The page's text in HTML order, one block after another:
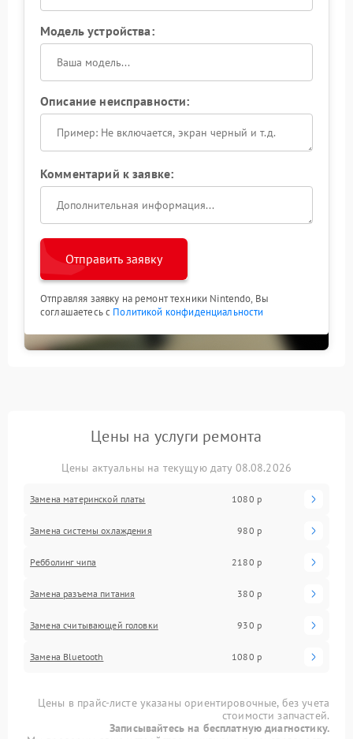
Модель устройства:
Описание неисправности:
Комментарий к заявке:
Отправить заявку
Отправляя заявку на ремонт техники Nintendo, Вы
соглашаетесь с Политикой конфиденциальности
Цены на услуги ремонта
Цены актуальны на текущую дату 08.08.2026
Замена материнской платы 1080 р
Замена системы охлаждения 980 р
Ребболинг чипа 2180 р
Замена разъема питания 380 р
Замена считывающей головки 930 р
Замена Bluetooth 1080 р
Цены в прайс-листе указаны ориентировочные, без учета
стоимости запчастей.
Записывайтесь на бесплатную диагностику.